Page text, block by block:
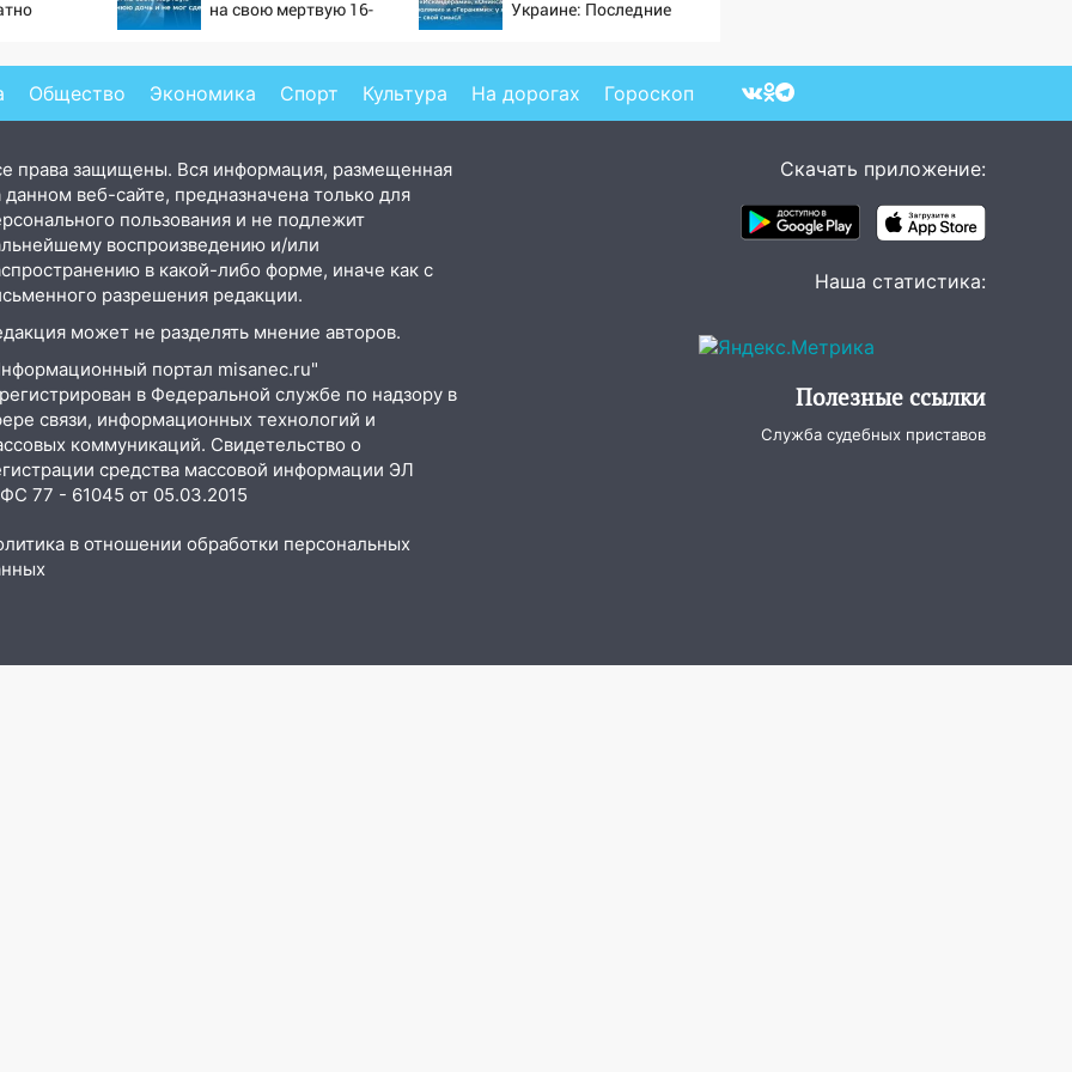
на свою мертвую 16-
Украине: Последние
2026 года
Общество Экономика Спорт Культура На дорогах Гороскоп
права защищены. Вся информация, размещенная
данном веб-сайте, предназначена только для
пользования и не подлежит
воспроизведению и/или
в какой-либо форме, иначе как с
разрешения редакции.
может не разделять мнение авторов.
портал misanec.ru"
в Федеральной службе по надзору в
связи, информационных технологий и
коммуникаций. Свидетельство о
средства массовой информации ЭЛ
77 - 61045 от 05.03.2015
в отношении обработки персональных
Скачать приложение:
Наша статистика:
Полезные ссылки
Служба судебных приставов